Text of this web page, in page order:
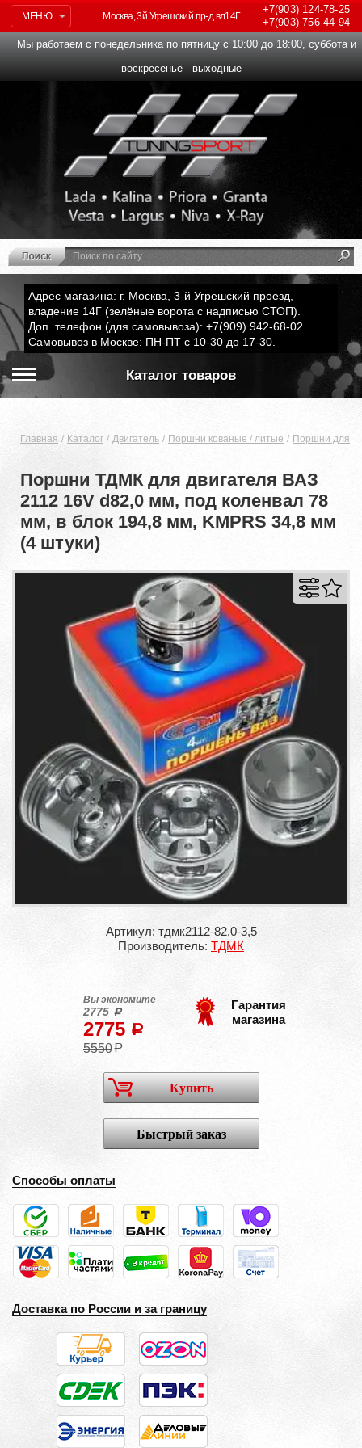
МЕНЮ
+7(903)124-78-25
+7(903)756-44-94
Москва, 3й Угрешский пр-д вл14Г
Мы работаем с понедельника по пятницу с 10:00 до 18:00, суббота и
воскресенье - выходные
Адрес магазина: г. Москва, 3-й Угрешский проезд,
владение 14Г (зелёные ворота с надписью СТОП).
Доп. телефон (для самовывоза): +7(909) 942-68-02.
Самовывоз в Москве: ПН-ПТ с 10-30 до 17-30.
Каталог товаров
Главная Каталог Двигатель Поршни кованые / литые Поршни для
Поршни ТДМК для двигателя ВАЗ
2112 16V d82,0 мм, под коленвал 78
мм, в блок 194,8 мм, KMPRS 34,8 мм
(4 штуки)
Артикул: тдмк2112-82,0-3,5
Производитель: ТДМК
Вы экономите
2775 a
2775 a
5550a
Гарантия
магазина
Купить
Быстрый заказ
Способы оплаты
Доставка по России и за границу